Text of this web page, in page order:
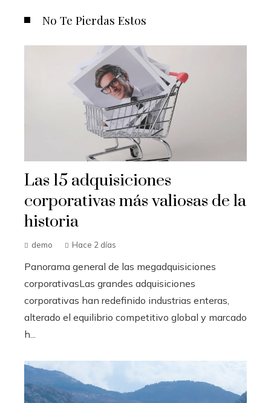
No Te Pierdas Estos
Las 15 adquisiciones
corporativas más valiosas de la
historia
demo Hace 2 días
Panorama general de las megadquisiciones
corporativasLas grandes adquisiciones
corporativas han redefinido industrias enteras,
alterado el equilibrio competitivo global y marcado
h...